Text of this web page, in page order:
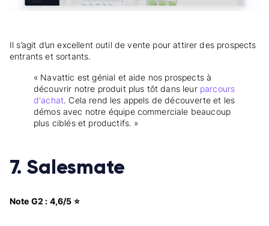
Il s’agit d’un excellent outil de vente pour attirer des prospects
entrants et sortants.
« Navattic est génial et aide nos prospects à
découvrir notre produit plus tôt dans leur parcours
d'achat. Cela rend les appels de découverte et les
démos avec notre équipe commerciale beaucoup
plus ciblés et productifs. »
7. Salesmate
Note G2 : 4,6/5 ⭐